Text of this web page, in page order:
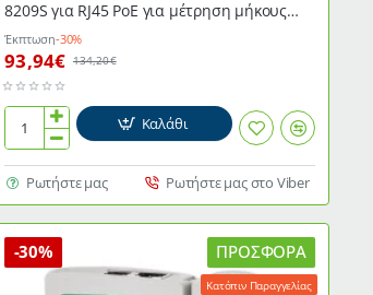
8209S για RJ45 PoE για μέτρηση μήκους
καλωδίων από 2.5m έως 500m
Έκπτωση-30%
93,94€ 134,20€
NOYAFA
καλωδίων
δικτύου
NF-
8209S
για
Καλάθι
Ρωτήστε μας Ρωτήστε μας στο Viber
ΠΡΟΣΦΟΡΆ
-30%
Κατόπιν Παραγγελίας